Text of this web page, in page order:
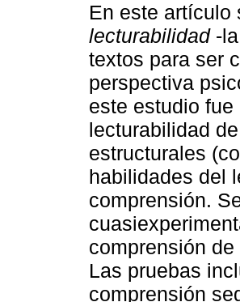
En este artículo
lecturabilidad -
textos para ser
perspectiva
este estudio
lecturabilidad
estructurales
habilidades del
comprensión.
comprensión
Las pruebas
comprensión